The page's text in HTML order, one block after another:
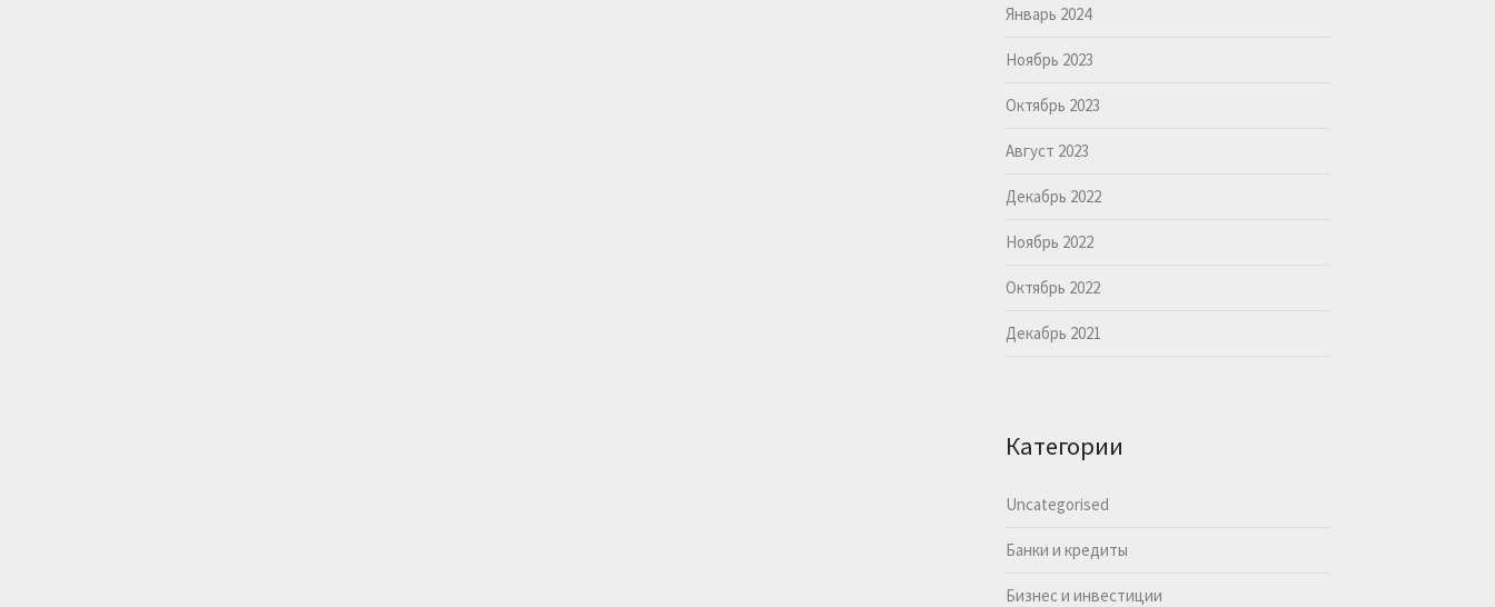
Январь 2024
Ноябрь 2023
Октябрь 2023
Август 2023
Декабрь 2022
Ноябрь 2022
Октябрь 2022
Декабрь 2021
Категории
Uncategorised
Банки и кредиты
Бизнес и инвестиции